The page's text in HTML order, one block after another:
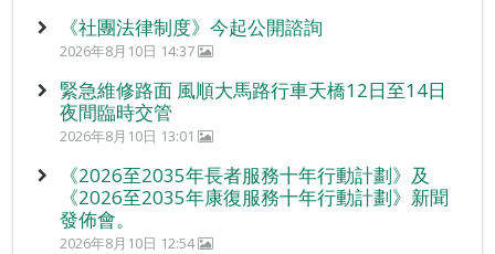
《社團法律制度》今起公開諮詢
2026年8月10日 14:37
緊急維修路面 風順大馬路行車天橋12日至14日
夜間臨時交管
2026年8月10日 13:01
《2026至2035年長者服務十年行動計劃》及
《2026至2035年康復服務十年行動計劃》新聞
發佈會。
2026年8月10日 12:54